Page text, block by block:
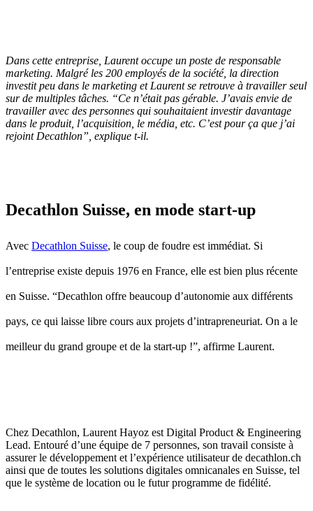
Dans cette entreprise, Laurent occupe un poste de responsable
marketing. Malgré les 200 employés de la société, la direction
investit peu dans le marketing et Laurent se retrouve à travailler seul
sur de multiples tâches. “Ce n’était pas gérable. J’avais envie de
travailler avec des personnes qui souhaitaient investir davantage
dans le produit, l’acquisition, le média, etc. C’est pour ça que j’ai
rejoint Decathlon”, explique t-il.
Decathlon Suisse, en mode start-up
Avec Decathlon Suisse, le coup de foudre est immédiat. Si
l’entreprise existe depuis 1976 en France, elle est bien plus récente
en Suisse. “Decathlon offre beaucoup d’autonomie aux différents
pays, ce qui laisse libre cours aux projets d’intrapreneuriat. On a le
meilleur du grand groupe et de la start-up !”, affirme Laurent.
Chez Decathlon, Laurent Hayoz est Digital Product & Engineering
Lead. Entouré d’une équipe de 7 personnes, son travail consiste à
assurer le développement et l’expérience utilisateur de decathlon.ch
ainsi que de toutes les solutions digitales omnicanales en Suisse, tel
que le système de location ou le futur programme de fidélité.